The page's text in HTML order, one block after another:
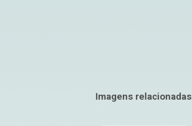
Imagens relacionadas